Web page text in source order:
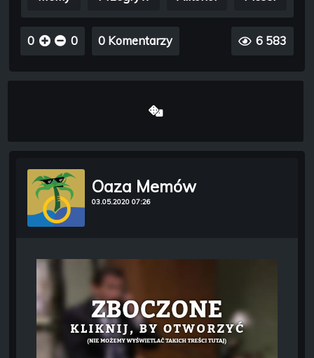
0 0 0 Komentarzy 6 583
Oaza Memów
03.05.2020 07:26